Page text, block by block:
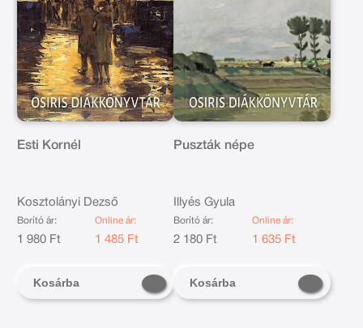
Esti Kornél
Kosztolányi Dezső
Borító ár:
1 980 Ft
Online ár:
1 485 Ft
Kosárba
Puszták népe
Illyés Gyula
Borító ár:
2 180 Ft
Online ár:
1 635 Ft
Kosárba